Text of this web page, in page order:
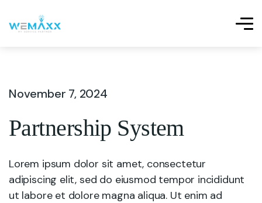
November 7, 2024
Partnership System
Lorem ipsum dolor sit amet, consectetur
adipiscing elit, sed do eiusmod tempor incididunt
ut labore et dolore magna aliqua. Ut enim ad